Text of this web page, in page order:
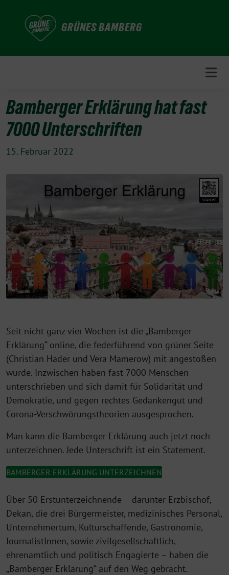
GRÜNES BAMBERG
Bamberger Erklärung hat fast
7000 Unterschriften
15. Februar 2022
Seit nicht ganz vier Wochen ist die „Bamberger
Erklärung“ online, die federführend von grüner Seite
(Christian Hader und Vera Mamerow) mit angestoßen
wurde. Inzwischen haben fast 7000 Menschen
unterschrieben und sich damit für Solidarität und
Demokratie, und gegen rechtes Gedankengut und
Corona-Verschwörungstheorien ausgesprochen.
Man kann die Bamberger Erklärung auch jetzt noch
unterzeichnen. Jede Unterschrift ist ein Statement.
BAMBERGER ERKLÄRUNG UNTERZEICHNEN
Über 50 Erstunterzeichnende – darunter Erzbischof,
Dekan, die drei Bürgermeister, medizinisches Personal,
Unternehmertum, Kulturschaffende, Gastronomie,
JournalistInnen, sowie zivilgesellschaftlich,
ehrenamtlich und politisch Engagierte – haben die
„Bamberger Erklärung“ auf den Weg gebracht.